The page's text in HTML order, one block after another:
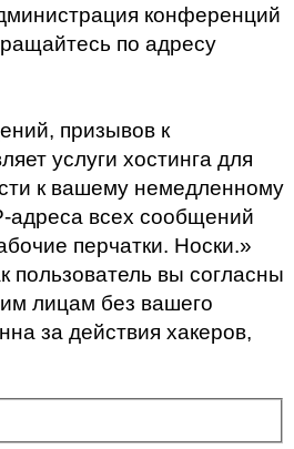
конференций
по адресу
призывов к
услуги хостинга для
к вашему немедленному
адреса всех сообщений
перчатки. Носки.»
пользователь вы согласны
лицам без вашего
за действия хакеров,